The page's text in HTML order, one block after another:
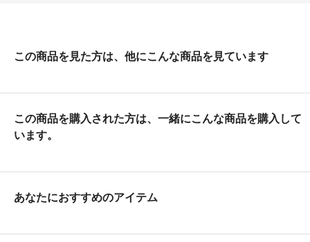
この商品を見た方は、他にこんな商品を見ています
この商品を購入された方は、一緒にこんな商品を購入して
います。
あなたにおすすめのアイテム